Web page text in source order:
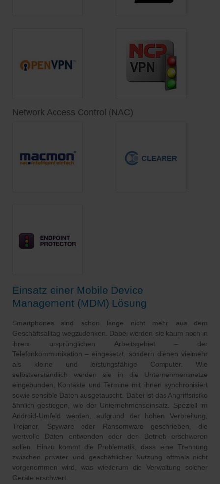
Network Access Control (NAC)
Einsatz einer Mobile Device
Management (MDM) Lösung
Smartphones sind schon lange nicht mehr aus dem
Geschäftsalltag wegzudenken. Dabei werden sie kaum noch in
ihrem ursprünglichen Arbeitsgebiet – der
Telefonkommunikation – eingesetzt, sondern dienen vielmehr
als kleine und leistungsfähige Computer. Wie
selbstverständlich werden sie in die Unternehmensnetze
eingebunden, Kontakte und Termine mit ihnen synchronisiert
sowie sensible Daten ausgetauscht. Dabei ist das Angriffsrisiko
ähnlich gestiegen, wie der Unternehmenseinsatz. Speziell im
Android-Umfeld werden, aufgrund der hohen Verbreitung,
Trojaner, Spyware oder Ransomware geschrieben, die
wertvolle Daten entwenden oder den Betrieb erschweren
sollen. Hinzu kommt die Problematik, dass eine Trennung
zwischen privater und geschäftlicher Nutzung oftmals nicht
vorgenommen wird, was wiederum die Verwaltung solcher
Geräte erschwert.